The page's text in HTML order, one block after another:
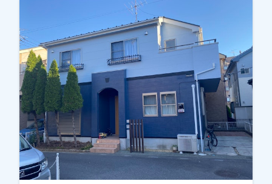
ったところ、・外壁の目地（コーキング）の劣
化・屋根塗膜の劣化が見られたため、外壁塗装と
屋根塗装をご提案させていただきました。カラー
シミュレーションも行い、ご希望の色味を確認し
ながら塗料や施工内容を調整し、今回施工をお任
せいただくことになりました。施工後は、「職人
さんも丁寧で安心して任せられました」「仕上が
りにも大変満足しています」とのお言葉をいただ
き、私たちも大変嬉しく思っております。この度
は大切なお住まいの外壁塗装・屋根塗装工事をお
任せいただき誠にありがとうございました。